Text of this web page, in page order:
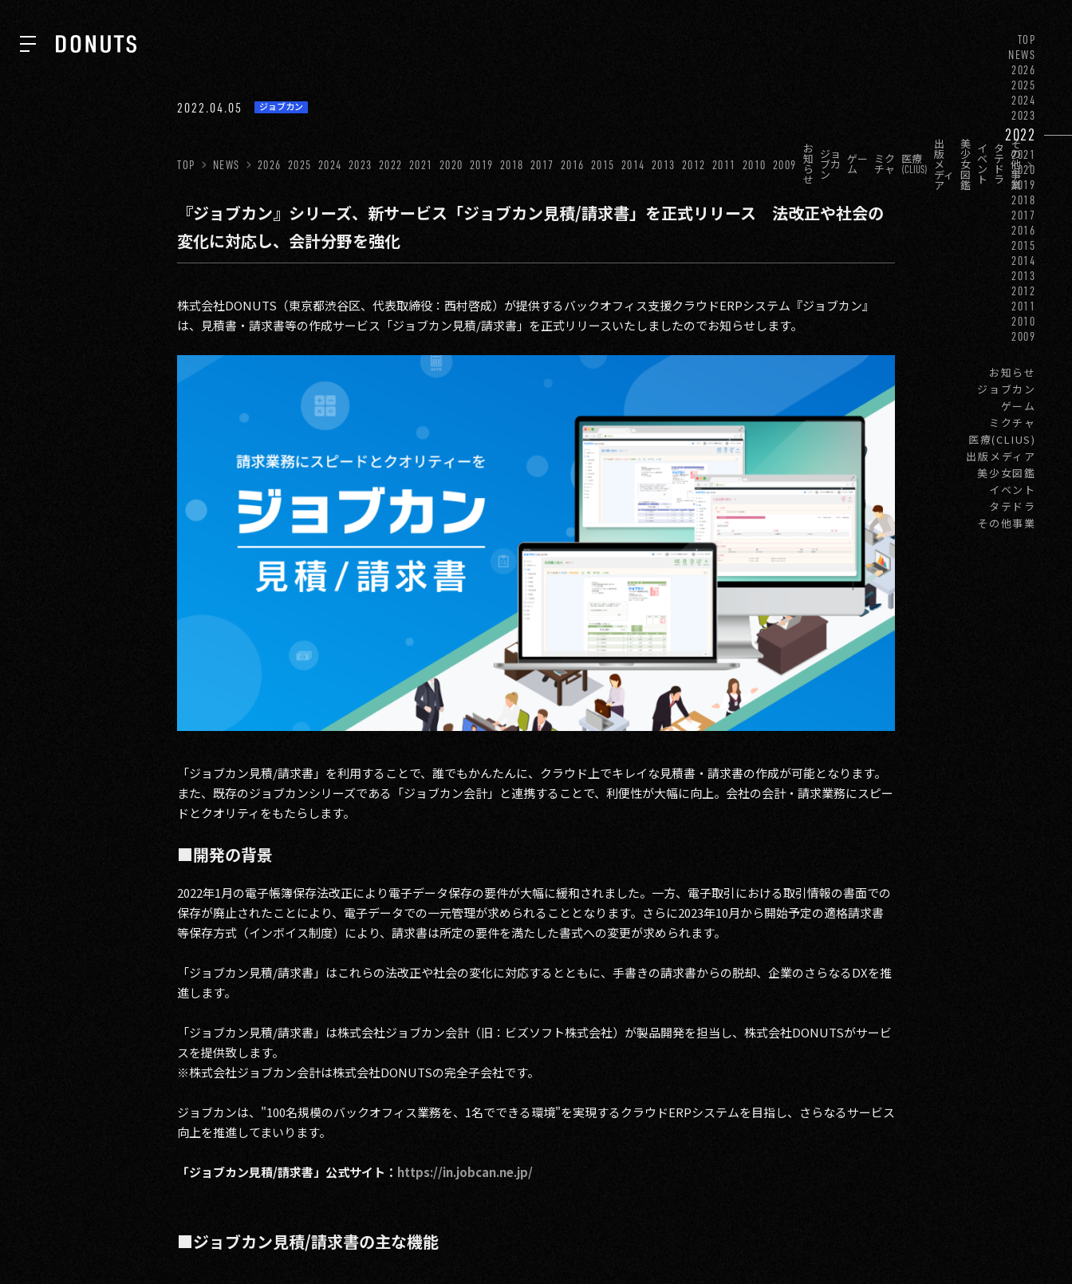
ABOUT
SERVICES
GROUP
TOP
NEWS
2026
2025
2024
2023
2022
2021
2020
2019
2018
2017
2016
2015
2014
2013
2012
2011
2010
2009
お知らせ
ジョブカン
ゲーム
ミクチャ
医療(CLIUS)
出版メディア
美少女図鑑
イベント
タテドラ
その他事業
2022.04.05 ジョブカン
TOP NEWS 2026 2025 2024 2023 2022 2021 2020 2019 2018 2017 2016 2015 2014 2013 2012 2011 2010 2009
お
知
ら
せ
ジョ
ブカ
ン
ゲー
ム
ミク
チャ
医療
(CLIUS)
出
版
メ
ディ
ア
美
少
女
図
鑑
イ
ベ
ン
ト
タ
テ
ド
ラ
そ
の
他
事
業
『ジョブカン』シリーズ、新サービス「ジョブカン見積/請求書」を正式リリース 法改正や社会の
変化に対応し、会計分野を強化
株式会社DONUTS（東京都渋谷区、代表取締役：西村啓成）が提供するバックオフィス支援クラウドERPシステム『ジョブカン』
は、見積書・請求書等の作成サービス「ジョブカン見積/請求書」を正式リリースいたしましたのでお知らせします。
「ジョブカン見積/請求書」を利用することで、誰でもかんたんに、クラウド上でキレイな見積書・請求書の作成が可能となります。
また、既存のジョブカンシリーズである「ジョブカン会計」と連携することで、利便性が大幅に向上。会社の会計・請求業務にスピー
ドとクオリティをもたらします。
■開発の背景
2022年1月の電子帳簿保存法改正により電子データ保存の要件が大幅に緩和されました。一方、電子取引における取引情報の書面での
保存が廃止されたことにより、電子データでの一元管理が求められることとなります。さらに2023年10月から開始予定の適格請求書
等保存方式（インボイス制度）により、請求書は所定の要件を満たした書式への変更が求められます。
「ジョブカン見積/請求書」はこれらの法改正や社会の変化に対応するとともに、手書きの請求書からの脱却、企業のさらなるDXを推
進します。
「ジョブカン見積/請求書」は株式会社ジョブカン会計（旧：ビズソフト株式会社）が製品開発を担当し、株式会社DONUTSがサービ
スを提供致します。
※株式会社ジョブカン会計は株式会社DONUTSの完全子会社です。
ジョブカンは、"100名規模のバックオフィス業務を、1名でできる環境"を実現するクラウドERPシステムを目指し、さらなるサービス
向上を推進してまいります。
「ジョブカン見積/請求書」公式サイト： https://in.jobcan.ne.jp/
■ジョブカン見積/請求書の主な機能